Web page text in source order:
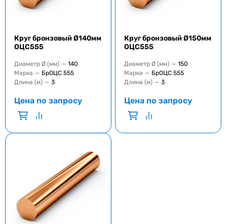
Круг бронзовый Ø140мм
ОЦС555
Диаметр Ø (мм) — 140
Марка — БрОЦС 555
Длина (м) — 3
Цена по запросу
Круг бронзовый Ø150мм
ОЦС555
Диаметр Ø (мм) — 150
Марка — БрОЦС 555
Длина (м) — 3
Цена по запросу